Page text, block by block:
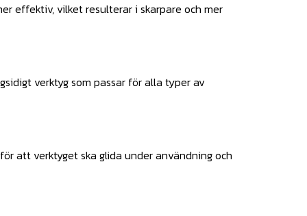
effektiv, vilket resulterar i skarpare och mer
verktyg som passar för alla typer av
att verktyget ska glida under användning och